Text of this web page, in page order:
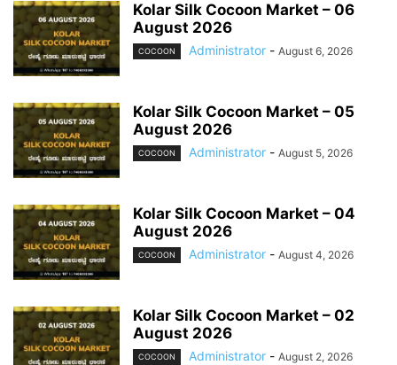
Kolar Silk Cocoon Market – 06
August 2026
COCOON Administrator - August 6, 2026
Kolar Silk Cocoon Market – 05
August 2026
COCOON Administrator - August 5, 2026
Kolar Silk Cocoon Market – 04
August 2026
COCOON Administrator - August 4, 2026
Kolar Silk Cocoon Market – 02
August 2026
COCOON Administrator - August 2, 2026